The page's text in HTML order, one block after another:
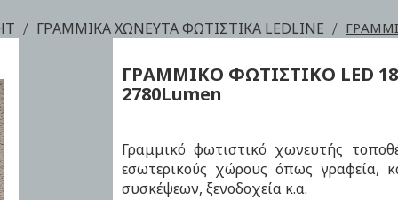
ΓΡΑΜΜΙΚΑ ΧΩΝΕΥΤΑ ΦΩΤΙΣΤΙΚΑ LEDLINE
ΓΡΑΜΜΙΚΟ ΦΩΤΙΣΤΙΚΟ LED
2780Lumen
Γραμμικό φωτιστικό χωνευτής
εσωτερικούς χώρους όπως γραφεία,
συσκέψεων, ξενοδοχεία κ.α.